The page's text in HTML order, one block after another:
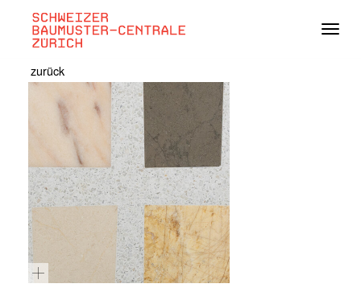
zurück